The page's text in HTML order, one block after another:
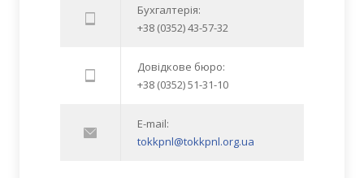
Бухгалтерія:
+38 (0352) 43-57-32
Довідкове бюро:
+38 (0352) 51-31-10
E-mail:
tokkpnl@tokkpnl.org.ua